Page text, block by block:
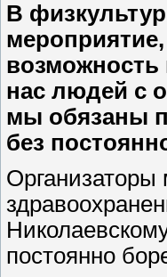
В
нас людей с
мы обязаны
без
Организаторы
постоянно